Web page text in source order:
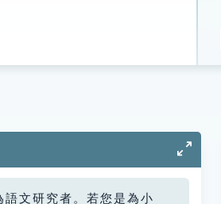
語文研究者。若您是為小